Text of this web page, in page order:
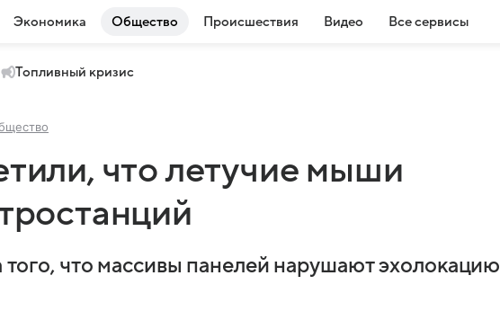
Экономика Общество Происшествия Видео Все сервисы
Топливный кризис
что летучие мыши
того, что массивы панелей нарушают эхолокацию